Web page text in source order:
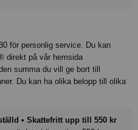
för personlig service. Du kan
direkt på vår hemsida
summa du vill ge bort till
Du kan ha olika belopp till olika
• Skattefritt upp till 550 kr